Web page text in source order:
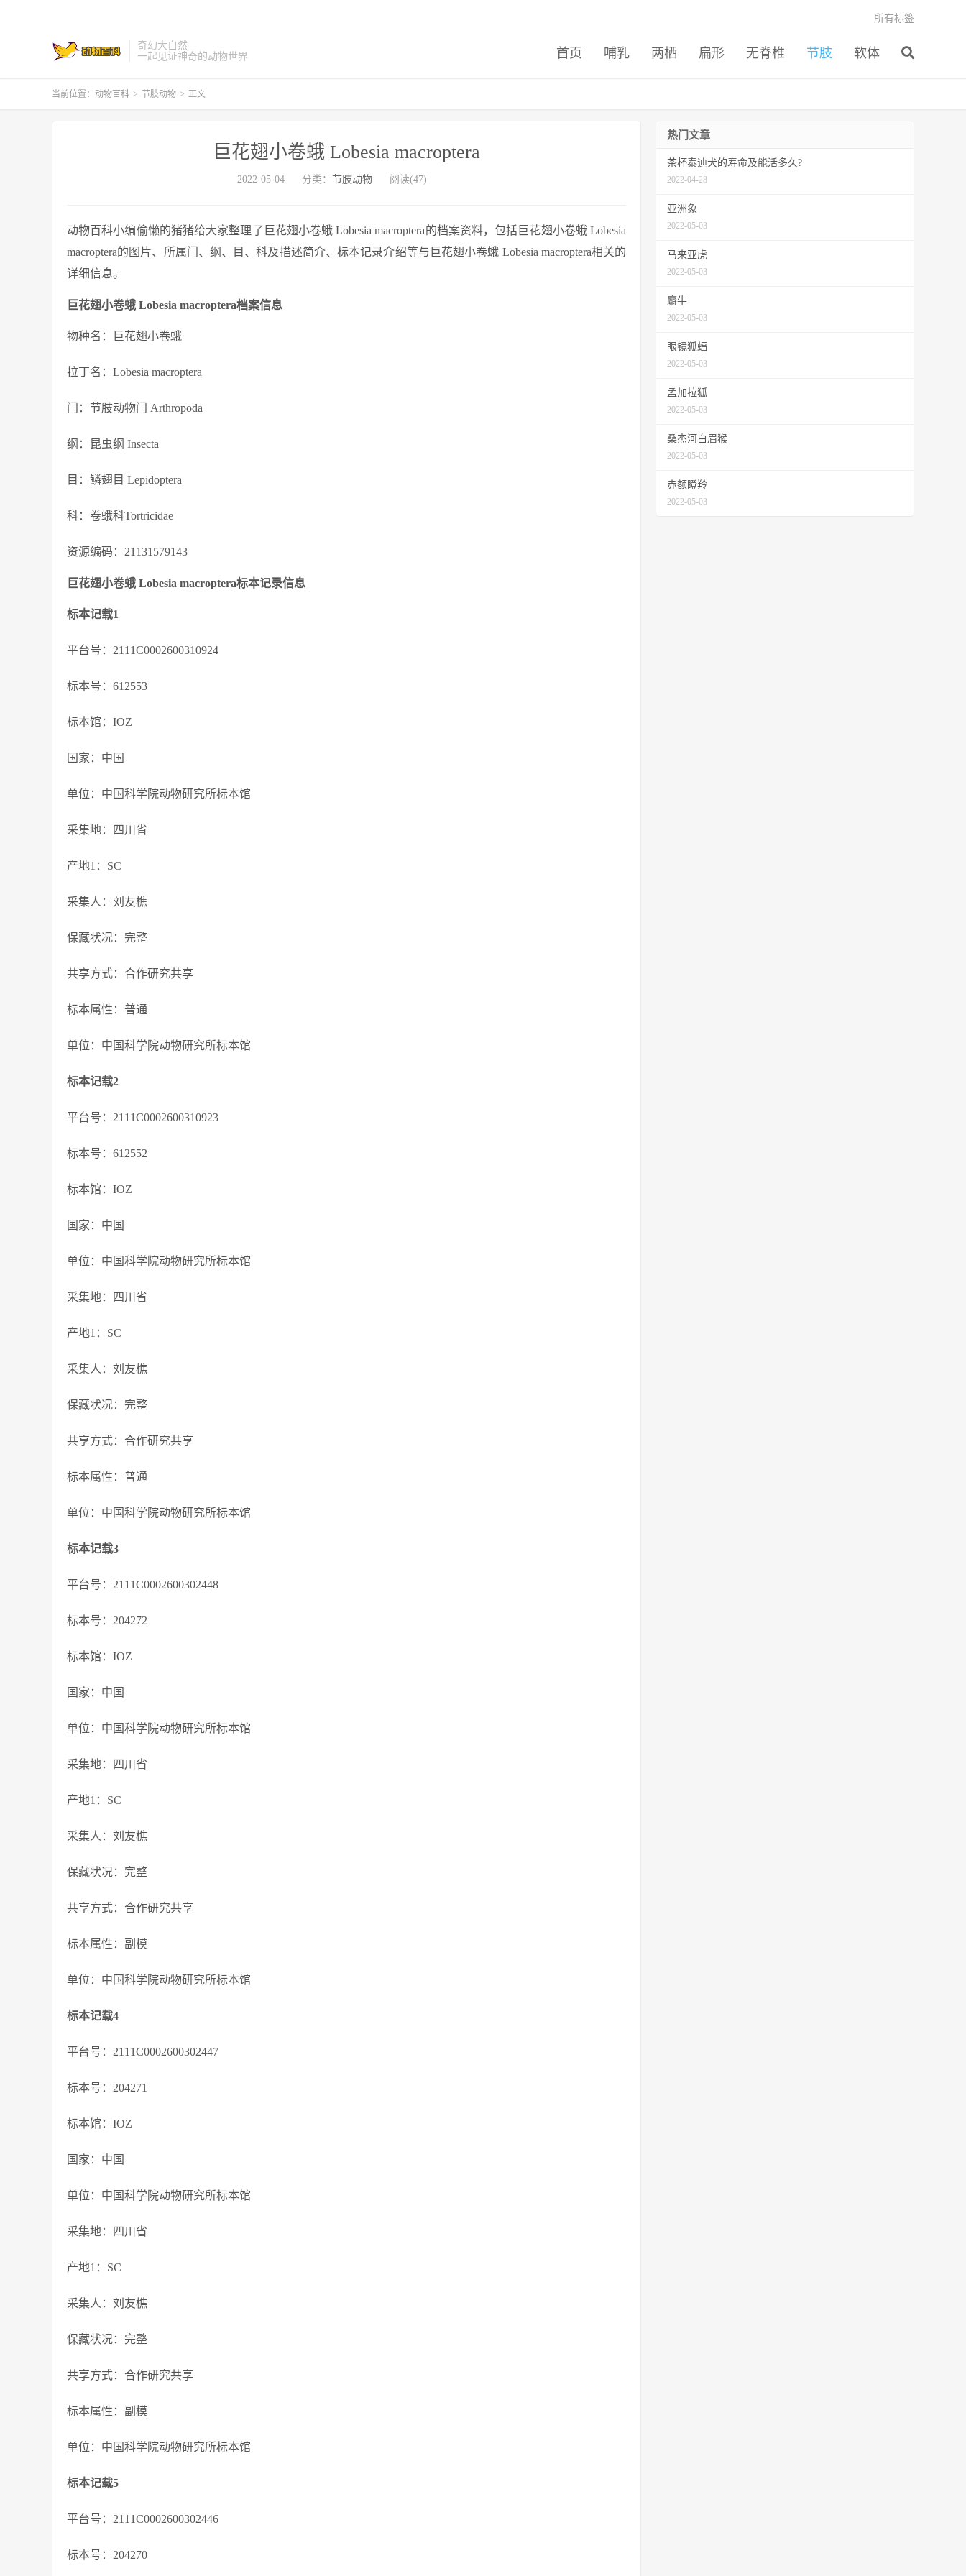
奇幻大自然
一起见证神奇的动物世界
首页 哺乳 两栖 扁形 无脊椎 节肢 软体
所有标签
当前位置： 动物百科 > 节肢动物 > 正文
巨花翅小卷蛾 Lobesia macroptera
2022-05-04 分类： 节肢动物 阅读(47)
动物百科小编偷懒的猪猪给大家整理了巨花翅小卷蛾 Lobesia macroptera的档案资料，包括巨花翅小卷蛾 Lobesia
macroptera的图片、所属门、纲、目、科及描述简介、标本记录介绍等与巨花翅小卷蛾 Lobesia macroptera相关的
详细信息。
巨花翅小卷蛾 Lobesia macroptera档案信息
物种名：巨花翅小卷蛾
拉丁名：Lobesia macroptera
门：节肢动物门 Arthropoda
纲：昆虫纲 Insecta
目：鳞翅目 Lepidoptera
科：卷蛾科Tortricidae
资源编码：21131579143
巨花翅小卷蛾 Lobesia macroptera标本记录信息
标本记载1
平台号：2111C0002600310924
标本号：612553
标本馆：IOZ
国家：中国
单位：中国科学院动物研究所标本馆
采集地：四川省
产地1：SC
采集人：刘友樵
保藏状况：完整
共享方式：合作研究共享
标本属性：普通
单位：中国科学院动物研究所标本馆
标本记载2
平台号：2111C0002600310923
标本号：612552
标本馆：IOZ
国家：中国
单位：中国科学院动物研究所标本馆
采集地：四川省
产地1：SC
采集人：刘友樵
保藏状况：完整
共享方式：合作研究共享
标本属性：普通
单位：中国科学院动物研究所标本馆
标本记载3
平台号：2111C0002600302448
标本号：204272
标本馆：IOZ
国家：中国
单位：中国科学院动物研究所标本馆
采集地：四川省
产地1：SC
采集人：刘友樵
保藏状况：完整
共享方式：合作研究共享
标本属性：副模
单位：中国科学院动物研究所标本馆
标本记载4
平台号：2111C0002600302447
标本号：204271
标本馆：IOZ
国家：中国
单位：中国科学院动物研究所标本馆
采集地：四川省
产地1：SC
采集人：刘友樵
保藏状况：完整
共享方式：合作研究共享
标本属性：副模
单位：中国科学院动物研究所标本馆
标本记载5
平台号：2111C0002600302446
标本号：204270
热门文章
茶杯泰迪犬的寿命及能活多久?
2022-04-28
亚洲象
2022-05-03
马来亚虎
2022-05-03
麝牛
2022-05-03
眼镜狐蝠
2022-05-03
孟加拉狐
2022-05-03
桑杰河白眉猴
2022-05-03
赤额瞪羚
2022-05-03